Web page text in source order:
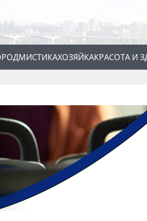
МИСТИКАХОЗЯЙКАКРАСОТА И